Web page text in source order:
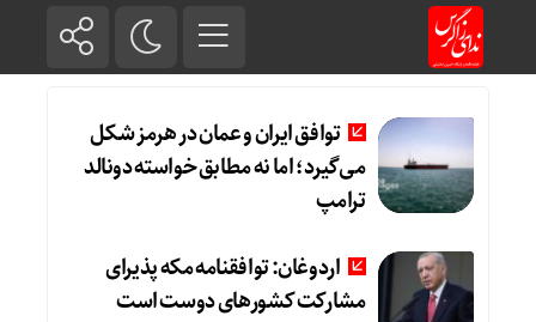
توافق ایران و عمان در هرمز شکل
می‌گیرد؛ اما نه مطابق خواسته دونالد
ترامپ
اردوغان: توافقنامه مکه پذیرای
مشارکت کشورهای دوست است